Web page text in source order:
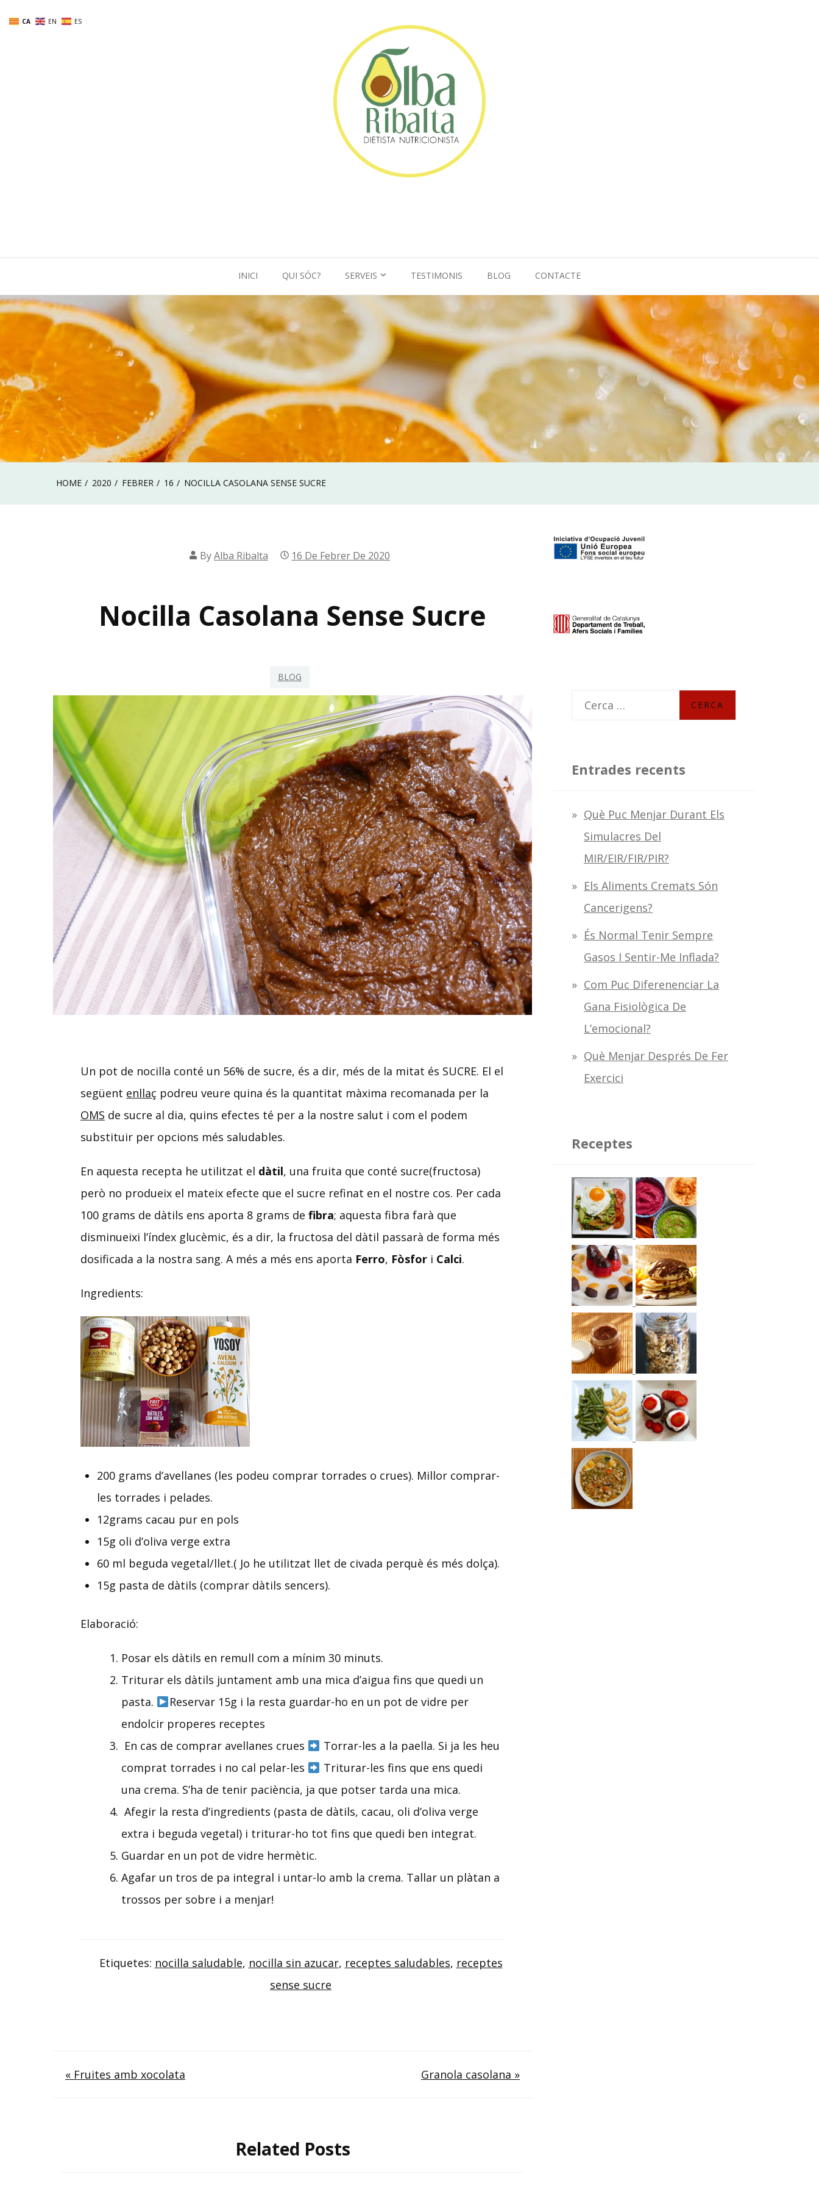
INICI QUI SÓC? SERVEIS
CONSULTA DE NUTRICIÓ
PSICONUTRICIÓ
TESTIMONIS BLOG CONTACTE
HOME 2020 FEBRER 16 NOCILLA CASOLANA SENSE SUCRE
ByAlba Ribalta 16 De Febrer De 2020
Nocilla Casolana Sense Sucre
BLOG
Un pot de nocilla conté un 56% de sucre, és a dir, més de la mitat és SUCRE. El el
següent enllaç podreu veure quina és la quantitat màxima recomanada per la
OMS de sucre al dia, quins efectes té per a la nostre salut i com el podem
substituir per opcions més saludables.
En aquesta recepta he utilitzat el dàtil, una fruita que conté sucre(fructosa)
però no produeix el mateix efecte que el sucre refinat en el nostre cos. Per cada
100 grams de dàtils ens aporta 8 grams de fibra; aquesta fibra farà que
disminueixi l’índex glucèmic, és a dir, la fructosa del dàtil passarà de forma més
dosificada a la nostra sang. A més a més ens aporta Ferro, Fòsfor i Calci.
Ingredients:
200 grams d’avellanes (les podeu comprar torrades o crues). Millor comprar-
les torrades i pelades.
12grams cacau pur en pols
15g oli d’oliva verge extra
60 ml beguda vegetal/llet.( Jo he utilitzat llet de civada perquè és més dolça).
15g pasta de dàtils (comprar dàtils sencers).
Elaboració:
Posar els dàtils en remull com a mínim 30 minuts.
Triturar els dàtils juntament amb una mica d’aigua fins que quedi un
pasta.
Reservar 15g i la resta guardar-ho en un pot de vidre per
endolcir properes receptes
En cas de comprar avellanes crues
Torrar-les a la paella. Si ja les heu
comprat torrades i no cal pelar-les
Triturar-les fins que ens quedi
una crema. S’ha de tenir paciència, ja que potser tarda una mica.
Afegir la resta d’ingredients (pasta de dàtils, cacau, oli d’oliva verge
extra i beguda vegetal) i triturar-ho tot fins que quedi ben integrat.
Guardar en un pot de vidre hermètic.
Agafar un tros de pa integral i untar-lo amb la crema. Tallar un plàtan a
trossos per sobre i a menjar!
Etiquetes: nocilla saludable, nocilla sin azucar, receptes saludables, receptes
sense sucre
Navegació
« Fruites amb xocolata Granola casolana »
Related Posts
c
:
Entrades recents
Què Puc Menjar Durant Els
Simulacres Del
MIR/EIR/FIR/PIR?
Els Aliments Cremats Són
Cancerigens?
És Normal Tenir Sempre
Gasos I Sentir-Me Inflada?
Com Puc Diferenenciar La
Gana Fisiològica De
L’emocional?
Què Menjar Després De Fer
Exercici
Receptes
CA EN ES